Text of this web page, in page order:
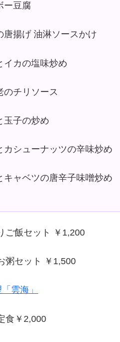
ー豆腐
唐揚げ 油淋ソースかけ
イカの塩味炒め
のチリソース
玉子の炒め
カシューナッツの辛味炒め
キャベツの唐辛子味噌炒め
ご飯セット ￥1,200
粥セット ￥1,500
雲海」
食￥2,000